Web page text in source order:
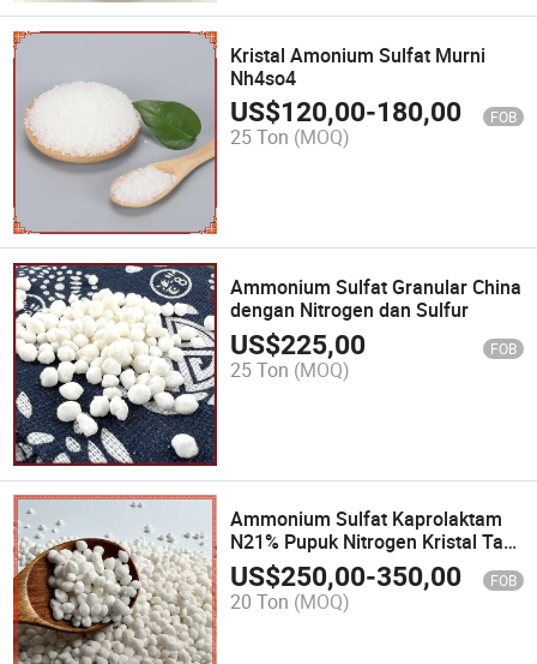
Kristal Amonium Sulfat Murni
Nh4so4
US$120,00-180,00 FOB
25 Ton (MOQ)
Ammonium Sulfat Granular China
dengan Nitrogen dan Sulfur
US$225,00 FOB
25 Ton (MOQ)
Ammonium Sulfat Kaprolaktam
N21% Pupuk Nitrogen Kristal Tak
Berwarna CAS 7783-20-2
US$250,00-350,00 FOB
20 Ton (MOQ)